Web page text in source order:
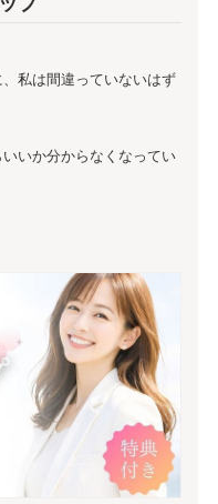
私は間違っていないはず
いか分からなくなってい